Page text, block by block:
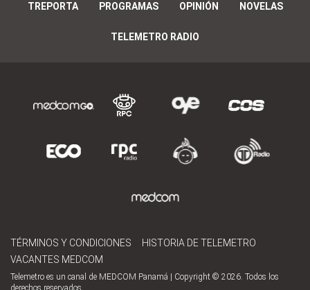
TREPORTA PROGRAMAS OPINIÓN NOVELAS
TELEMETRO RADIO
TÉRMINOS Y CONDICIONES
HISTORIA DE TELEMETRO
VACANTES MEDCOM
Telemetro es un canal de MEDCOM Panamá | Copyright © 2026. Todos los
derechos reservados.